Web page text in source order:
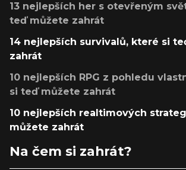
13 nejlepších her s otevřeným
teď můžete zahrát
14 nejlepších survivalů, které si
zahrát
10 nejlepších RPG z pohledu
si teď můžete zahrát
10 nejlepších realtimových
můžete zahrát
Na čem si zahrát?